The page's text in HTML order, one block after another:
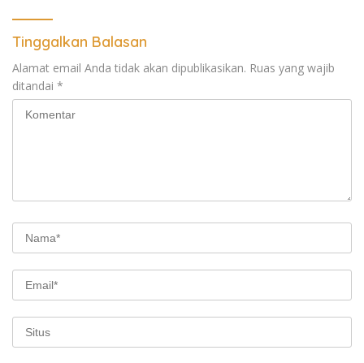
Pemantau dan Pengawas
MBG
Tinggalkan Balasan
Alamat email Anda tidak akan dipublikasikan. Ruas yang wajib
ditandai *